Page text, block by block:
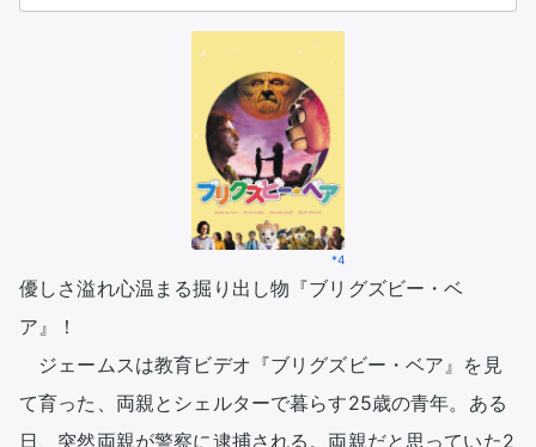
*4
優しさ溢れ心温まる掘り出し物『ブリグズビー・ベ
ア』！
ジェームスは教育ビデオ『ブリグズビー・ベア』を見
て育った、両親とシェルターで暮らす25歳の青年。ある
日、突然両親が警察に逮捕される。両親だと思っていた2